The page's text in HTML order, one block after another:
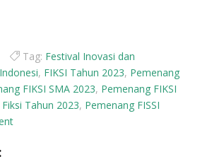
Tag: Festival Inovasi dan
, FIKSI Tahun 2023, Pemenang
FIKSI SMA 2023, Pemenang FIKSI
Tahun 2023, Pemenang FISSI